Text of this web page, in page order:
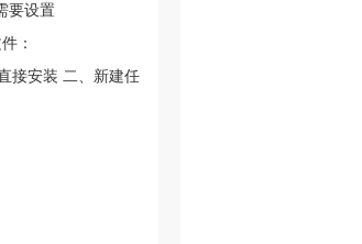
要设置
：
接安装 二、新建任